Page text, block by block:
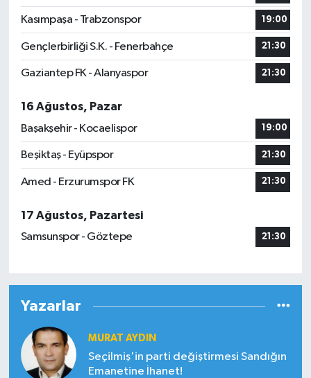
Kasımpaşa - Trabzonspor 19:00
Gençlerbirliği S.K. - Fenerbahçe 21:30
Gaziantep FK - Alanyaspor 21:30
16 Ağustos, Pazar
Başakşehir - Kocaelispor
19:00
Beşiktaş - Eyüpspor 21:30
Amed - Erzurumspor FK 21:30
17 Ağustos, Pazartesi
Samsunspor - Göztepe
21:30
Yazarlar
MURAT AYDIN
Seçilmiş'in parti değiştirmesi Sandığın
Emanetine İhanet!